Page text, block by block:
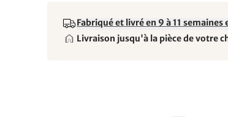
Fabriqué et livré en 9 à 11 semaines
Livraison jusqu'à la pièce de votre